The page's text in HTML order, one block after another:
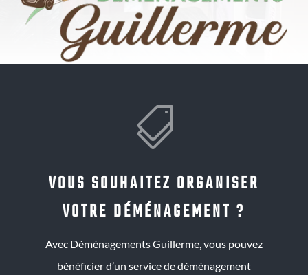

VOUS SOUHAITEZ ORGANISER
VOTRE DÉMÉNAGEMENT ?
Avec Déménagements Guillerme, vous pouvez
bénéficier d’un service de déménagement